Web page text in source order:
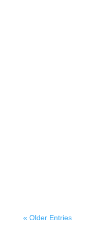
« Older Entries